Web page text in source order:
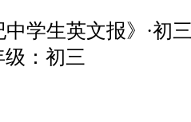
学生英文报》·初
：初三